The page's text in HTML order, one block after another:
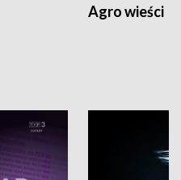
Agro wieści